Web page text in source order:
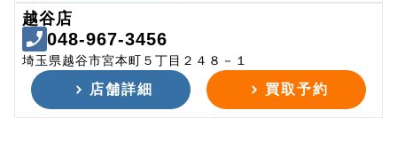
越谷店
048-967-3456
埼玉県越谷市宮本町５丁目２４８－１
店舗詳細 買取予約